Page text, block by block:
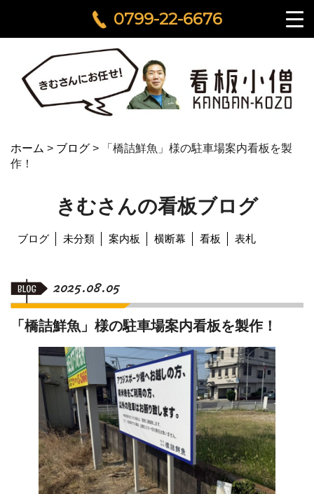
0799-22-6676
ホーム > ブログ >
「橋詰鮮魚」様の駐車場案内看板を製
作！
きむさんの看板ブログ
ブログ 未分類 案内板 横断幕 看板 表札
2025.08.05
「橋詰鮮魚」様の駐車場案内看板を製作！